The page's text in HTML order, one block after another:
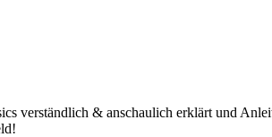
verständlich & anschaulich erklärt und